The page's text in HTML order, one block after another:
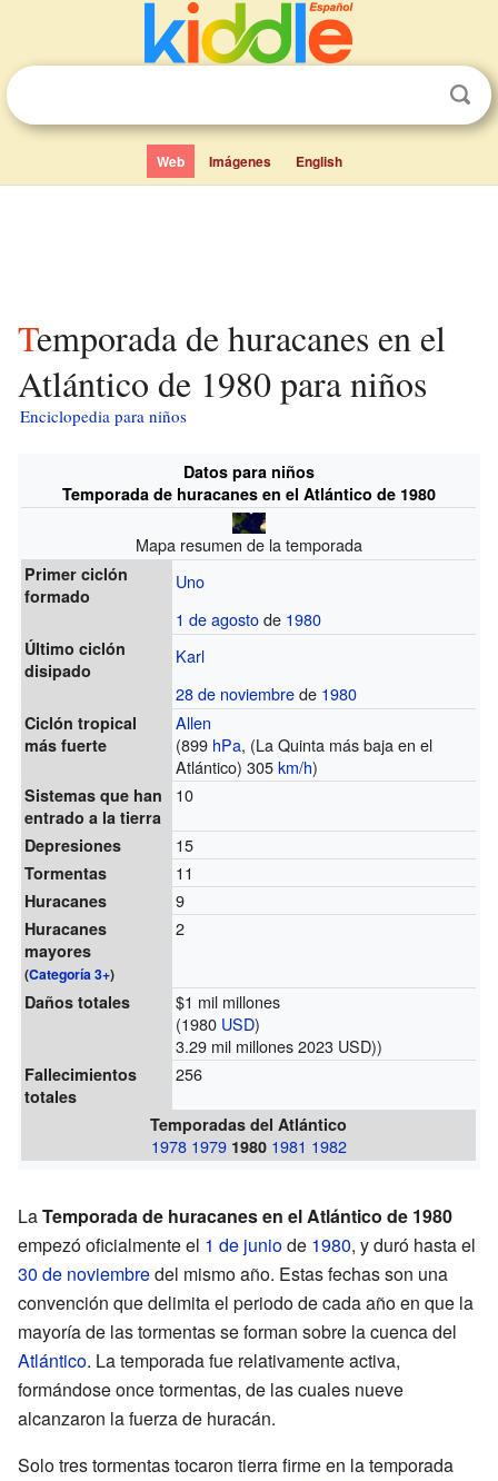
Web Imágenes English
Temporada de huracanes en el
Atlántico de 1980 para niños
Enciclopedia para niños
Datos para niños
Temporada de huracanes en el Atlántico de 1980
Mapa resumen de la temporada
Primer ciclón
formado
Uno
1 de agostode 1980
Último ciclón
disipado
Karl
28 de noviembrede 1980
Ciclón tropical
más fuerte
Allen
(899 hPa, (La Quinta más baja en el
Atlántico) 305km/h)
Sistemas que han
entrado a la tierra
10
Depresiones 15
Tormentas 11
Huracanes 9
Huracanes
mayores
(Categoría 3+)
2
Daños totales
$1 mil millones
(1980 USD)
3.29 mil millones 2023 USD))
Fallecimientos
totales
256
Temporadas del Atlántico
1978 1979 1980 1981 1982
LaTemporada de huracanes en el Atlántico de 1980
empezó oficialmente el 1 de juniode 1980, y duró hasta el
30 de noviembredel mismo año. Estas fechas son una
convención que delimita el periodo de cada año en que la
mayoría de las tormentas se forman sobre la cuenca del
Atlántico. La temporada fue relativamente activa,
formándose once tormentas, de las cuales nueve
alcanzaron la fuerza de huracán.
Solo tres tormentas tocaron tierra firme en la temporada